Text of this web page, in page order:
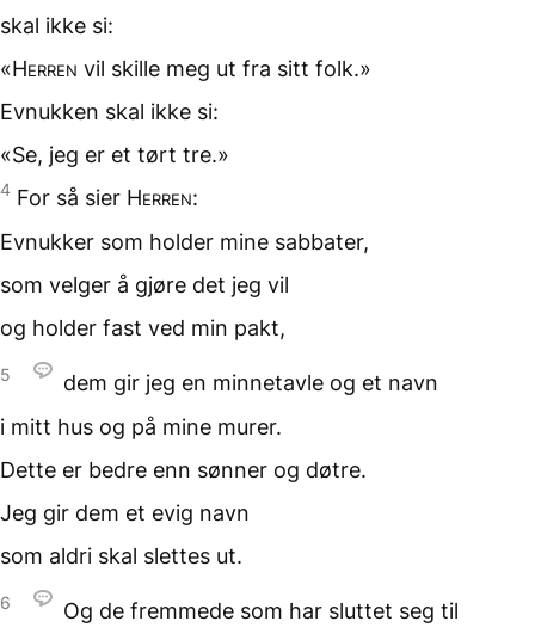
skal ikke si:
«Herren vil skille meg ut fra sitt folk.»
Evnukken skal ikke si:
«Se, jeg er et tørt tre.»
4 For så sier Herren:
Evnukker som holder mine sabbater,
som velger å gjøre det jeg vil
og holder fast ved min pakt,
5 dem gir jeg en minnetavle og et navn
i mitt hus og på mine murer.
Dette er bedre enn sønner og døtre.
Jeg gir dem et evig navn
som aldri skal slettes ut.
6 Og de fremmede som har sluttet seg til